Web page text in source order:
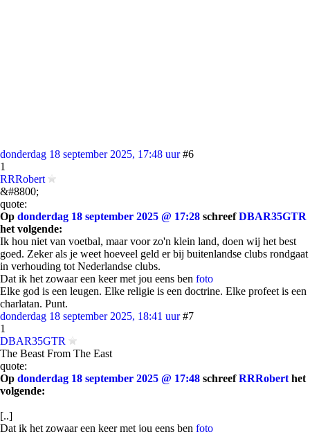
donderdag 18 september 2025, 17:48 uur #6
1
RRRobert
&#8800;
quote:
Op donderdag 18 september 2025 @ 17:28 schreefDBAR35GTR
het volgende:
Ik hou niet van voetbal, maar voor zo'n klein land, doen wij het best
goed. Zeker als je weet hoeveel geld er bij buitenlandse clubs rondgaat
in verhouding tot Nederlandse clubs.
Dat ik het zowaar een keer met jou eens ben foto
Elke god is een leugen. Elke religie is een doctrine. Elke profeet is een
charlatan. Punt.
donderdag 18 september 2025, 18:41 uur #7
1
DBAR35GTR
The Beast From The East
quote:
Op donderdag 18 september 2025 @ 17:48 schreefRRRobert het
volgende:
[..]
Dat ik het zowaar een keer met jou eens ben foto